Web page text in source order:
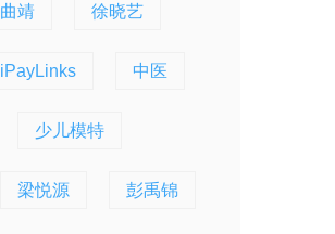
曲靖 徐晓艺
iPayLinks 中医
少儿模特
梁悦源 彭禹锦